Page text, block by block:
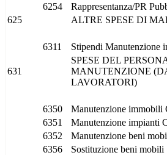
6254
Rappresentanza/PR
625
ALTRE SPESE DI
6311 Stipendi Manutenzione
631
SPESE DEL
MANUTENZIONE
LAVORATORI)
6350 Manutenzione immobili
6351
Manutenzione impianti
6352
Manutenzione beni
6356
Sostituzione beni mobili